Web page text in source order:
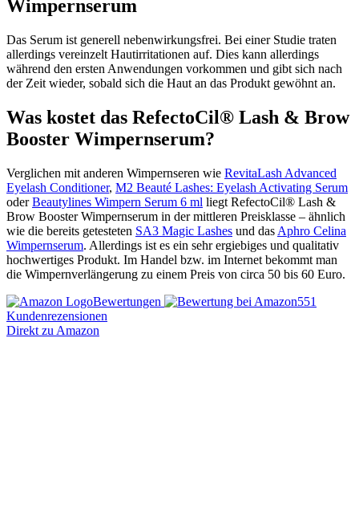
Wimpernserum
Das Serum ist generell nebenwirkungsfrei. Bei einer Studie traten
allerdings vereinzelt Hautirritationen auf. Dies kann allerdings
während den ersten Anwendungen vorkommen und gibt sich nach
der Zeit wieder, sobald sich die Haut an das Produkt gewöhnt an.
Was kostet das RefectoCil® Lash & Brow
Booster Wimpernserum?
Verglichen mit anderen Wimpernseren wie RevitaLash Advanced
Eyelash Conditioner, M2 Beauté Lashes: Eyelash Activating Serum
oderBeautylines Wimpern Serum 6 ml liegt RefectoCil® Lash &
Brow Booster Wimpernserum in der mittleren Preisklasse – ähnlich
wie die bereits getesteten SA3 Magic Lashes und das Aphro Celina
Wimpernserum. Allerdings ist es ein sehr ergiebiges und qualitativ
hochwertiges Produkt. Im Handel bzw. im Internet bekommt man
die Wimpernverlängerung zu einem Preis von circa 50 bis 60 Euro.
Bewertungen
551
Kundenrezensionen
Direkt zu Amazon